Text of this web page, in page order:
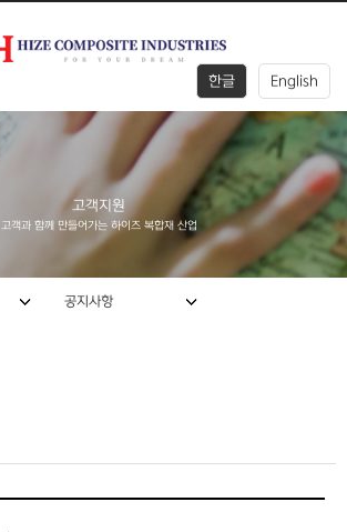
소개
사업
영역
제조
기술
정보
고객
지원
한글 English
고객지원
고객과 함께 만들어가는 하이즈 복합재 산업
공지사항